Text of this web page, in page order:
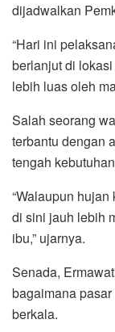
dijadwalkan
“Hari ini
berlanjut di
lebih luas oleh
Salah seorang
terbantu dengan
tengah
“Walaupun
di sini jauh lebih
ibu,” ujarnya.
Senada,
bagaimana
berkala.